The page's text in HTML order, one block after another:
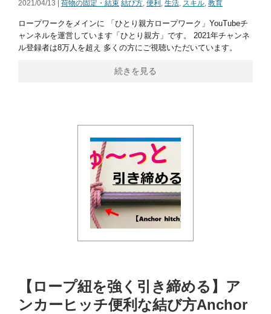
2021/04/13 | 荷物の固定・結束 結び方, 便利 , 生活, スキル, 教育
ロープワークをメインに 「ひとり親方ロープワーク」YouTubeチ
ャンネルを運営しています「ひとり親方」です。 2021年チャンネ
ル登録者は8万人を超え 多くの方にご視聴いただいています。
続きを見る
【ロープ紐を強く引き締める】ア
ンカーヒッチ便利な結び方Anchor